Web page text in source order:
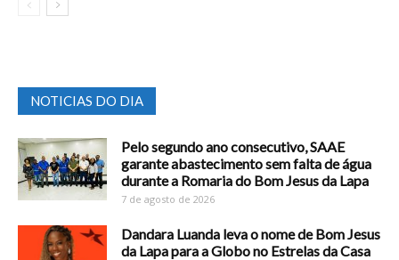
NOTICIAS DO DIA
Pelo segundo ano consecutivo, SAAE
garante abastecimento sem falta de água
durante a Romaria do Bom Jesus da Lapa
7 de agosto de 2026
Dandara Luanda leva o nome de Bom Jesus
da Lapa para a Globo no Estrelas da Casa